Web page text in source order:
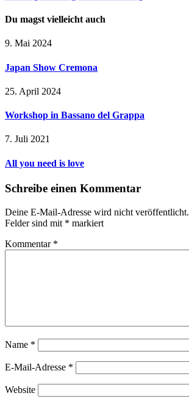
Du magst vielleicht auch
9. Mai 2024
Japan Show Cremona
25. April 2024
Workshop in Bassano del Grappa
7. Juli 2021
All you need is love
Schreibe einen Kommentar
Deine E-Mail-Adresse wird nicht veröffentlicht.
Felder sind mit * markiert
Kommentar *
Name *
E-Mail-Adresse *
Website